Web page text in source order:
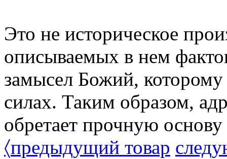
Это не историческое
описываемых в нем
замысел Божий,
силах. Таким образом,
обретает прочную
〈предыдущий товар